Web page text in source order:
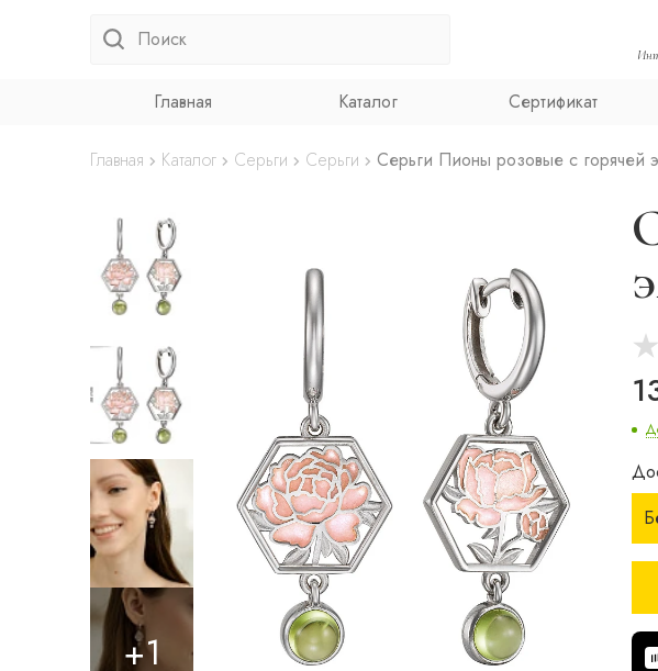
Главная Каталог Сертификат
Главная Каталог Серьги Серьги Серьги Пионы розовые с горячей